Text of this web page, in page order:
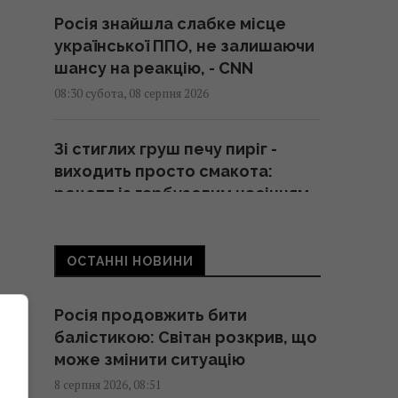
Росія знайшла слабке місце
української ППО, не залишаючи
шансу на реакцію, - CNN
08:30 субота, 08 серпня 2026
Зі стиглих груш печу пиріг -
виходить просто смакота:
рецепт із гарбузовим насінням
День Незалежності 2026: 24
вихідний
08:30 субота, 08 серпня 2026
ОСТАННІ НОВИНИ
Росія продовжить бити
балістикою: Світан розкрив, що
може змінити ситуацію
8 серпня 2026, 08:51